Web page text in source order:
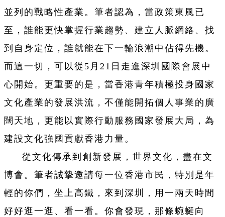
並列的戰略性產業。筆者認為，當政策東風已
至，誰能更快掌握行業趨勢、建立人脈網絡、找
到自身定位，誰就能在下一輪浪潮中佔得先機。
而這一切，可以從5月21日走進深圳國際會展中
心開始。更重要的是，當香港青年積極投身國家
文化產業的發展洪流，不僅能開拓個人事業的廣
闊天地，更能以實際行動服務國家發展大局，為
建設文化強國貢獻香港力量。
從文化傳承到創新發展，世界文化，盡在文
博會。筆者誠摯邀請每一位香港市民，特別是年
輕的你們，坐上高鐵，來到深圳，用一兩天時間
好好逛一逛、看一看。你會發現，那條蜿蜒向